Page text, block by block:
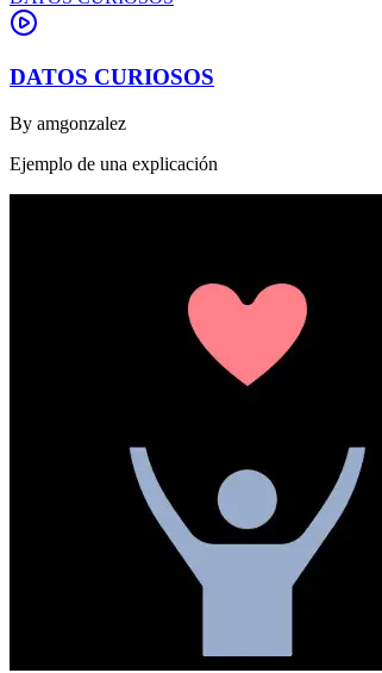
DATOS CURIOSOS
By amgonzalez
Ejemplo de una explicación